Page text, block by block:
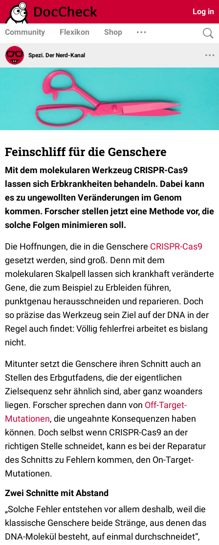
Log in
Community Flexikon Shop
Spezi. Der Nerd-Kanal
Feinschliff für die Genschere
Mit dem molekularen Werkzeug CRISPR-Cas9
lassen sich Erbkrankheiten behandeln. Dabei kann
es zu ungewollten Veränderungen im Genom
kommen. Forscher stellen jetzt eine Methode vor, die
solche Folgen minimieren soll.
Die Hoffnungen, die in die Genschere CRISPR-Cas9
gesetzt werden, sind groß. Denn mit dem
molekularen Skalpell lassen sich krankhaft veränderte
Gene, die zum Beispiel zu Erbleiden führen,
punktgenau herausschneiden und reparieren. Doch
so präzise das Werkzeug sein Ziel auf der DNA in der
Regel auch findet: Völlig fehlerfrei arbeitet es bislang
nicht.
Mitunter setzt die Genschere ihren Schnitt auch an
Stellen des Erbgutfadens, die der eigentlichen
Zielsequenz sehr ähnlich sind, aber ganz woanders
liegen. Forscher sprechen dann von Off-Target-
Mutationen, die ungeahnte Konsequenzen haben
können. Doch selbst wenn CRISPR-Cas9 an der
richtigen Stelle schneidet, kann es bei der Reparatur
des Schnitts zu Fehlern kommen, den On-Target-
Mutationen.
Zwei Schnitte mit Abstand
„Solche Fehler entstehen vor allem deshalb, weil die
klassische Genschere beide Stränge, aus denen das
DNA-Molekül besteht, auf einmal durchschneidet“,